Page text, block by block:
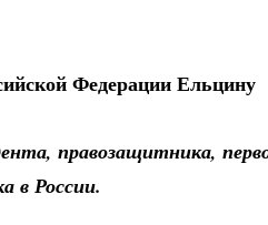
Федерации Ельцину
правозащитника,
в России.